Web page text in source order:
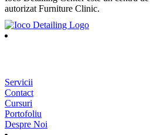
autorizat Furniture Clinic.
Servicii
Contact
Cursuri
Portofoliu
Despre Noi